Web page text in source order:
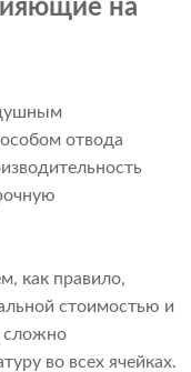
на
отвода
как правило,
стоимостью и
сложно
во всех ячейках.